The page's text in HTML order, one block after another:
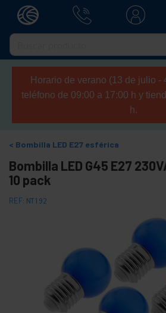
Horario de verano (13 de julio -
teléfono de 09:00 a 17:00 h y
h.
Bombilla LED E27 esférica
Bombilla LED G45 E27
10 pack
REF: NT192